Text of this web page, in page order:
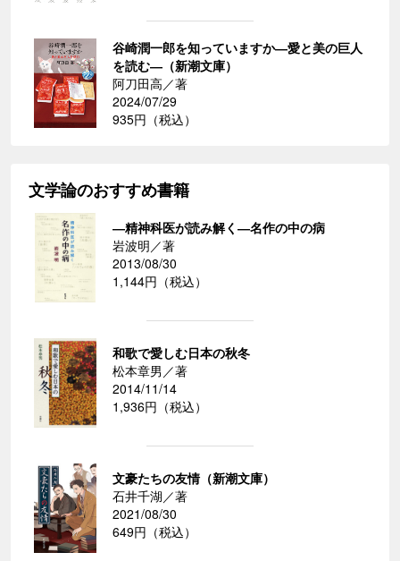
谷崎潤一郎を知っていますか―愛と美の巨人
を読む―（新潮文庫）
阿刀田高／著
2024/07/29
935円（税込）
文学論のおすすめ書籍
―精神科医が読み解く―名作の中の病
岩波明／著
2013/08/30
1,144円（税込）
和歌で愛しむ日本の秋冬
松本章男／著
2014/11/14
1,936円（税込）
文豪たちの友情（新潮文庫）
石井千湖／著
2021/08/30
649円（税込）